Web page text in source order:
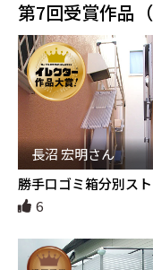
第7回受賞作品（
長沼 宏明さん
勝手口ゴミ箱分別ス
6